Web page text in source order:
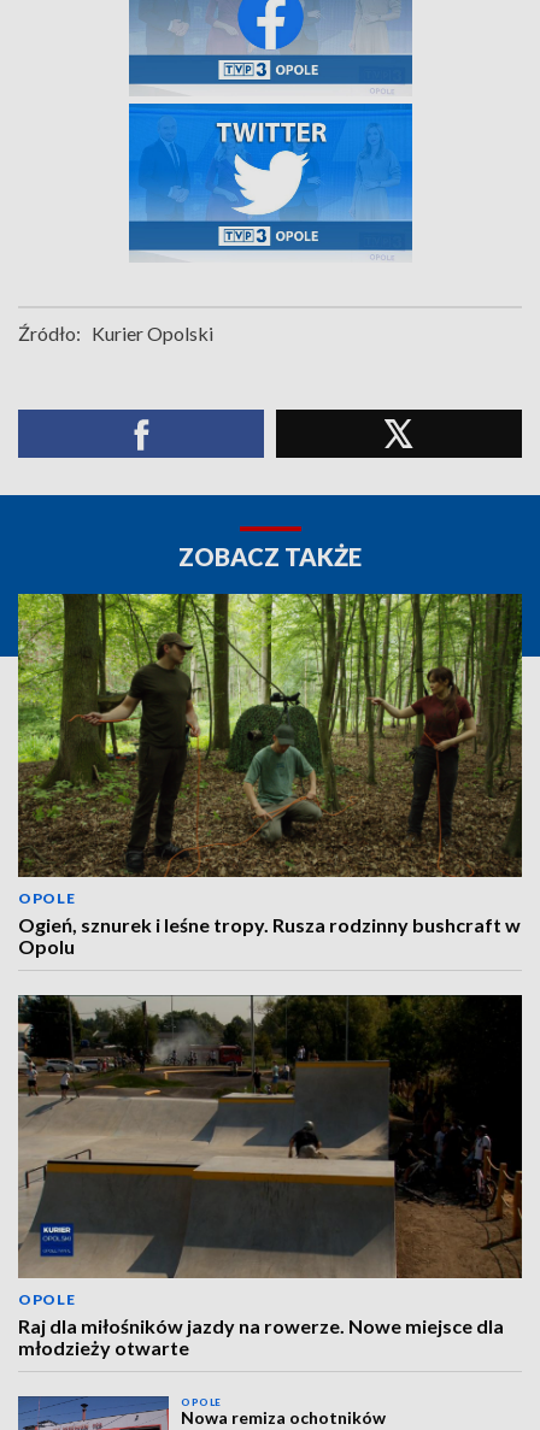
Źródło: Kurier Opolski
ZOBACZ TAKŻE
OPOLE
Ogień, sznurek i leśne tropy. Rusza rodzinny bushcraft w
Opolu
OPOLE
Raj dla miłośników jazdy na rowerze. Nowe miejsce dla
młodzieży otwarte
OPOLE
Nowa remiza ochotników